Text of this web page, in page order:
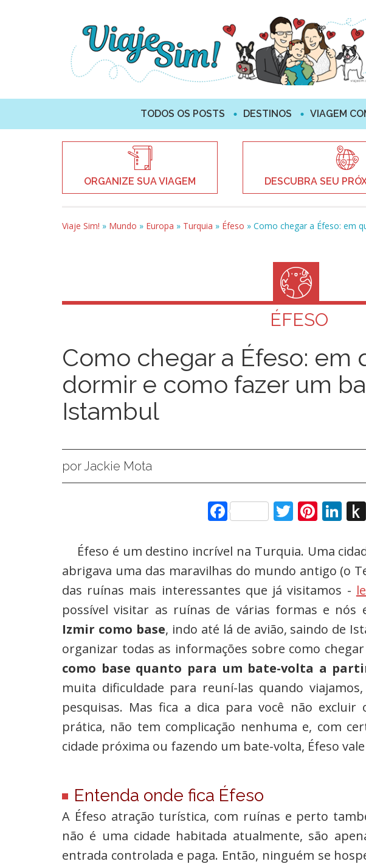
TODOS OS POSTS DESTINOS VIAGEM
ORGANIZE SUA VIAGEM DESCUBRA SEU
Viaje Sim! » Mundo » Europa » Turquia » Éfeso » Como chegar a Éfeso: em
ÉFESO
Como chegar a Éfeso: em
dormir e como fazer um
Istambul
por Jackie Mota
FacebookTwitter
Éfeso é um destino incrível na Turquia. Uma
abrigava uma das maravilhas do mundo antigo (o
das ruínas mais interessantes que já visitamos -
possível visitar as ruínas de várias formas e nós
Izmir como base, indo até lá de avião, saindo de
organizar todas as informações sobre como
como base quanto para um bate-volta a
muita dificuldade para reuní-las quando
pesquisas. Mas fica a dica para você não
prática, não tem complicação nenhuma e, com
cidade próxima ou fazendo um bate-volta, Éfeso
Entenda onde fica Éfeso
A Éfeso atração turística, com ruínas e perto
não é uma cidade habitada atualmente, são
entrada controlada e paga. Então, ninguém se